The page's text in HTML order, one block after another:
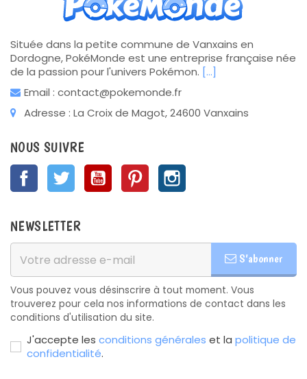
Située dans la petite commune de Vanxains en
Dordogne, PokéMonde est une entreprise française née
de la passion pour l'univers Pokémon. [...]
Email : contact@pokemonde.fr
Adresse : La Croix de Magot, 24600 Vanxains
NOUS SUIVRE
FacebookTwitter YouTube Pinterest
NEWSLETTER
S’abonner
Vous pouvez vous désinscrire à tout moment. Vous
trouverez pour cela nos informations de contact dans les
conditions d'utilisation du site.
J'accepte les conditions générales et la politique de
confidentialité.